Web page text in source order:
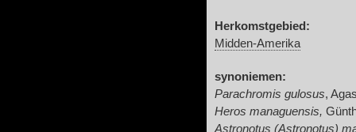
Herkomstgebied:
Midden-Amerika
synoniemen:
Parachromis gulosus,
Heros managuensis,
Astronotus (Astronotus)